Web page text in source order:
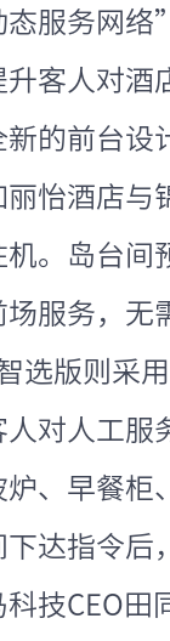
服务网络
升客人对酒
新的前台设
丽怡酒店
机。岛台间
服务，无
选版则采
人对人工服
炉、早餐柜
下达指令后
科技CEO